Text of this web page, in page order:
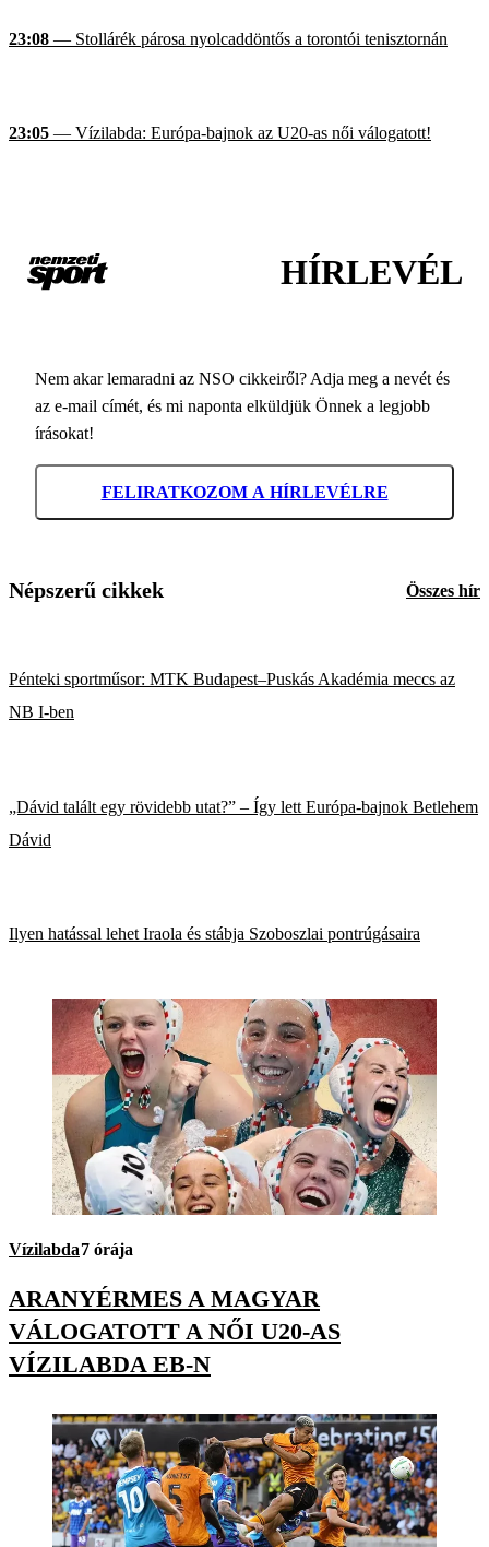
23:08 — Stollárék párosa nyolcaddöntős a torontói tenisztornán
23:05 — Vízilabda: Európa-bajnok az U20-as női válogatott!
HÍRLEVÉL
Nem akar lemaradni az NSO cikkeiről? Adja meg a nevét és
az e-mail címét, és mi naponta elküldjük Önnek a legjobb
írásokat!
FELIRATKOZOM A HÍRLEVÉLRE
Népszerű cikkek Összes hír
Pénteki sportműsor: MTK Budapest–Puskás Akadémia meccs az
NB I-ben
„Dávid talált egy rövidebb utat?” – Így lett Európa-bajnok Betlehem
Dávid
Ilyen hatással lehet Iraola és stábja Szoboszlai pontrúgásaira
Vízilabda7 órája
ARANYÉRMES A MAGYAR
VÁLOGATOTT A NŐI U20-AS
VÍZILABDA EB-N